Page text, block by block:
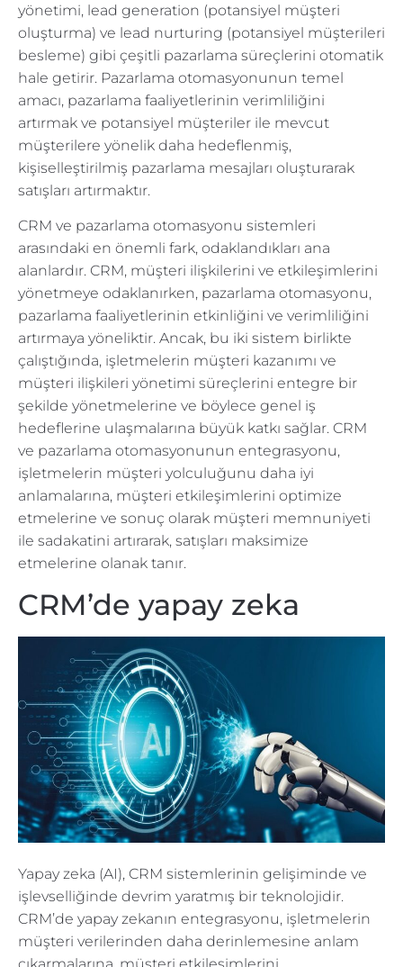
yönetimi, lead generation (potansiyel müşteri
oluşturma) ve lead nurturing (potansiyel müşterileri
besleme) gibi çeşitli pazarlama süreçlerini otomatik
hale getirir. Pazarlama otomasyonunun temel
amacı, pazarlama faaliyetlerinin verimliliğini
artırmak ve potansiyel müşteriler ile mevcut
müşterilere yönelik daha hedeflenmiş,
kişiselleştirilmiş pazarlama mesajları oluşturarak
satışları artırmaktır.
CRM ve pazarlama otomasyonu sistemleri
arasındaki en önemli fark, odaklandıkları ana
alanlardır. CRM, müşteri ilişkilerini ve etkileşimlerini
yönetmeye odaklanırken, pazarlama otomasyonu,
pazarlama faaliyetlerinin etkinliğini ve verimliliğini
artırmaya yöneliktir. Ancak, bu iki sistem birlikte
çalıştığında, işletmelerin müşteri kazanımı ve
müşteri ilişkileri yönetimi süreçlerini entegre bir
şekilde yönetmelerine ve böylece genel iş
hedeflerine ulaşmalarına büyük katkı sağlar. CRM
ve pazarlama otomasyonunun entegrasyonu,
işletmelerin müşteri yolculuğunu daha iyi
anlamalarına, müşteri etkileşimlerini optimize
etmelerine ve sonuç olarak müşteri memnuniyeti
ile sadakatini artırarak, satışları maksimize
etmelerine olanak tanır.
CRM’de yapay zeka
Yapay zeka (AI), CRM sistemlerinin gelişiminde ve
işlevselliğinde devrim yaratmış bir teknolojidir.
CRM’de yapay zekanın entegrasyonu, işletmelerin
müşteri verilerinden daha derinlemesine anlam
çıkarmalarına, müşteri etkileşimlerini